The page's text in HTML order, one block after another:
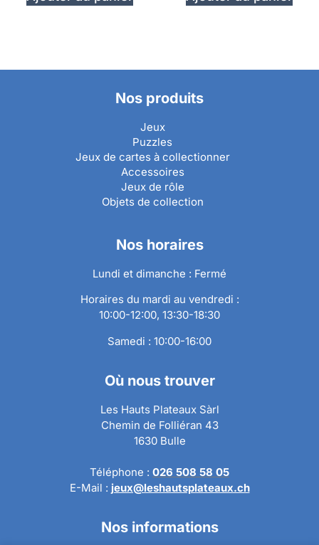
Nos produits
Jeux
Puzzles
Jeux de cartes à collectionner
Accessoires
Jeux de rôle
Objets de collection
Nos horaires
Lundi et dimanche : Fermé
Horaires du mardi au vendredi :
10:00-12:00, 13:30-18:30
Samedi : 10:00-16:00
Où nous trouver
Les Hauts Plateaux Sàrl
Chemin de Folliéran 43
1630 Bulle
Téléphone : 026 508 58 05
E-Mail : jeux@leshautsplateaux.ch
Nos informations